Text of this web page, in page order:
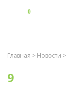
0
Главная > Новости >
9